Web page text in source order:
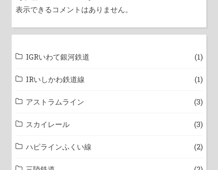
表示できるコメントはありません。
IGRいわて銀河鉄道 (1)
IRいしかわ鉄道線 (1)
アストラムライン (3)
スカイレール (3)
ハピラインふくい線 (2)